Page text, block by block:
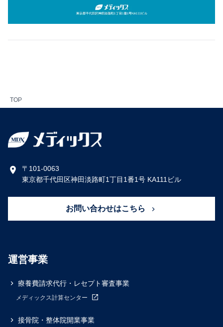
TOP
〒101-0063
東京都千代田区神田淡路町1丁目1番1号 KA111ビル
お問い合わせはこちら
運営事業
療養費請求代行・レセプト審査事業
メディックス計算センター
接骨院・整体院開業事業